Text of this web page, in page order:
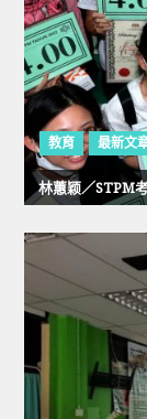
教育 最新文
林蕙颖／STPM